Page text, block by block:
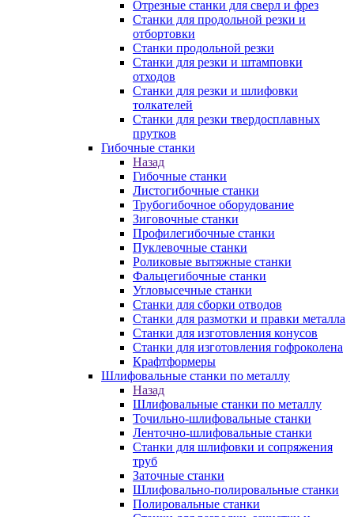
Отрезные станки для сверл и фрез
Станки для продольной резки и
отбортовки
Станки продольной резки
Станки для резки и штамповки
отходов
Станки для резки и шлифовки
толкателей
Станки для резки твердосплавных
прутков
Гибочные станки
Назад
Гибочные станки
Листогибочные станки
Трубогибочное оборудование
Зиговочные станки
Профилегибочные станки
Пуклевочные станки
Роликовые вытяжные станки
Фальцегибочные станки
Угловысечные станки
Станки для сборки отводов
Станки для размотки и правки металла
Станки для изготовления конусов
Станки для изготовления гофроколена
Крафтформеры
Шлифовальные станки по металлу
Назад
Шлифовальные станки по металлу
Точильно-шлифовальные станки
Ленточно-шлифовальные станки
Станки для шлифовки и сопряжения
труб
Заточные станки
Шлифовально-полировальные станки
Полировальные станки